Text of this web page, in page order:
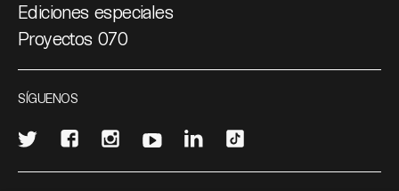
Ediciones especiales
Proyectos 070
SÍGUENOS